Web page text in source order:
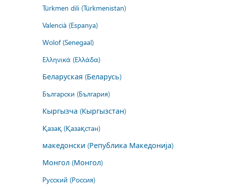
Türkmen dili (Türkmenistan)
Valencià (Espanya)
Wolof (Senegaal)
Ελληνικά (Ελλάδα)
Беларуская (Беларусь)
Български (България)
Кыргызча (Кыргызстан)
Қазақ (Қазақстан)
македонски (Република Македонија)
Монгол (Монгол)
Русский (Россия)